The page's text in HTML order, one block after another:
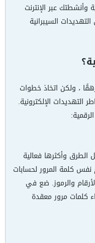
عبر الإنترنت
السيبرانية
، ولكن اتخاذ خطوات
الإلكترونية.
وأكثرها فعالية
كلمة المرور لحسابات
والرموز. ضع في
كلمات مرور معقدة